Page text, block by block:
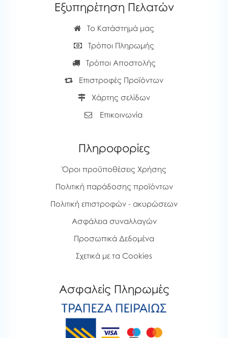
Εξυπηρέτηση Πελατών
Το Κατάστημά μας
Τρόποι Πληρωμής
Τρόποι Αποστολής
Επιστροφές Προϊόντων
Χάρτης σελίδων
Επικοινωνία
Πληροφορίες
Όροι προϋποθέσεις Χρήσης
Πολιτική παράδοσης προϊόντων
Πολιτική επιστροφών - ακυρώσεων
Ασφάλεια συναλλαγών
Προσωπικά Δεδομένα
Σχετικά με τα Cookies
Ασφαλείς Πληρωμές